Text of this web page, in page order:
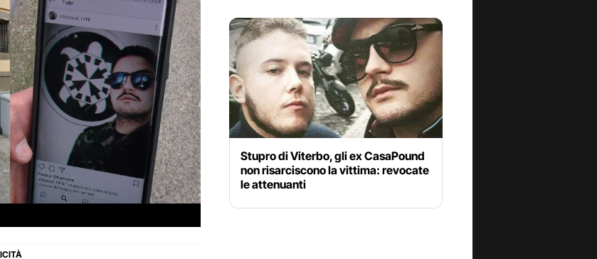
Stupro di Viterbo, gli ex CasaPound
non risarciscono la vittima: revocate
le attenuanti